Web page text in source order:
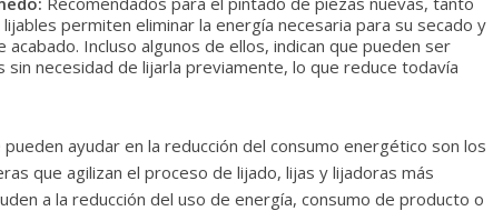
permiten eliminar la energía necesaria para su secado y
Incluso algunos de ellos, indican que pueden ser
necesidad de lijarla previamente, lo que reduce todavía
ayudar en la reducción del consumo energético son los
que agilizan el proceso de lijado, lijas y lijadoras más
a la reducción del uso de energía, consumo de producto o